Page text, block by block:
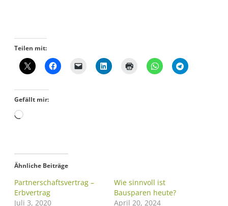
Teilen mit:
Gefällt mir:
Ähnliche Beiträge
Partnerschaftsvertrag –
Erbvertrag
Juli 3, 2020
Wie sinnvoll ist
Bausparen heute?
April 20, 2024